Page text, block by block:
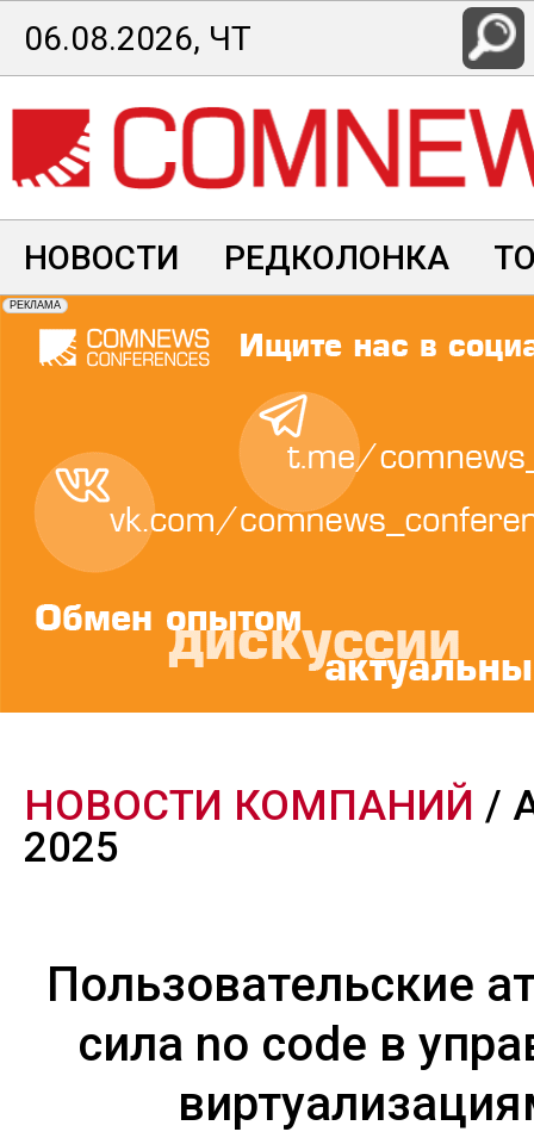
Перейти
к
основному
содержанию
06.08.2026, ЧТ
НОВОСТИ РЕДКОЛОНКА
НОВОСТИ КОМПАНИЙ /
2025
Пользовательские
сила no code в